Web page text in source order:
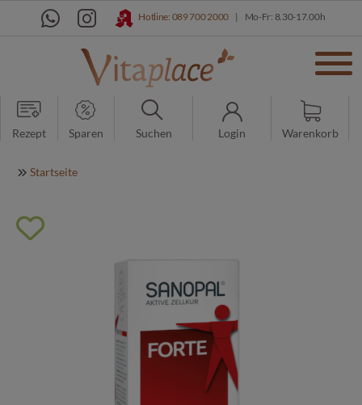
Hotline: 089 700 2000 | Mo-Fr: 8.30-17.00h
Rezept Sparen Suchen Login Warenkorb
Startseite